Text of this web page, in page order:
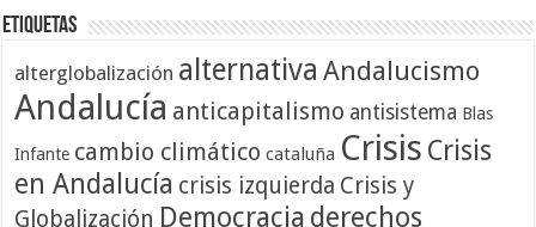
Etiquetas
alterglobalización alternativa Andalucismo
Andalucía anticapitalismo antisistema Blas
Infante cambio climático cataluña Crisis Crisis
en Andalucía crisis izquierda Crisis y
Globalización Democracia derechos